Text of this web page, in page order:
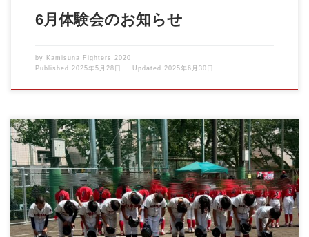
6月体験会のお知らせ
by Kamisuna Fighters 2020
Published 2025年5月28日 Updated 2025年6月30日
晴天の中、ジャビットカップが行われました。 暑い中一生懸命が
んばりましたが、力及 […]